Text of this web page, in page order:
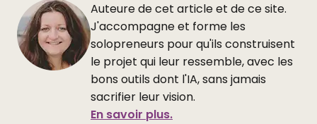
Auteure de cet article et de ce site.
J'accompagne et forme les
solopreneurs pour qu'ils construisent
le projet qui leur ressemble, avec les
bons outils dont l'IA, sans jamais
sacrifier leur vision.
En savoir plus.